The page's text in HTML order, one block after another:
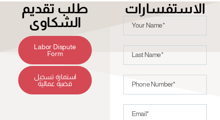
طلب تقديم
الشكاوى
Labor Dispute
Form
استمارة تسجيل
قضية عمالية
الاستفسارات